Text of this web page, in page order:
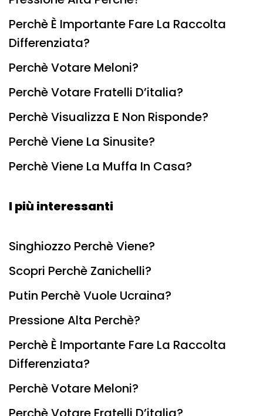
Perchè È Importante Fare La Raccolta
Differenziata?
Perchè Votare Meloni?
Perchè Votare Fratelli D’italia?
Perchè Visualizza E Non Risponde?
Perchè Viene La Sinusite?
Perchè Viene La Muffa In Casa?
I più interessanti
Singhiozzo Perchè Viene?
Scopri Perchè Zanichelli?
Putin Perchè Vuole Ucraina?
Pressione Alta Perchè?
Perchè È Importante Fare La Raccolta
Differenziata?
Perchè Votare Meloni?